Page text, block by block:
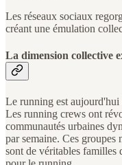
Les réseaux sociaux
créant une émulation
La dimension collective
Le running est aujourd'hui
Les running crews ont
communautés urbaines
par semaine. Ces groupes
sont de véritables familles